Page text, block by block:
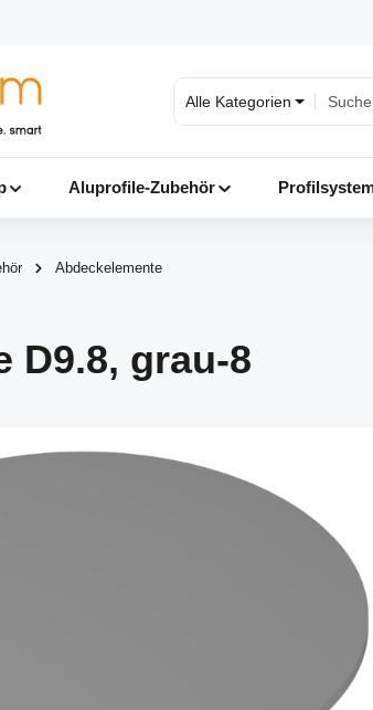
Alle Kategorien
Aluprofile-Zubehör
Abdeckelemente
D9.8, grau-8